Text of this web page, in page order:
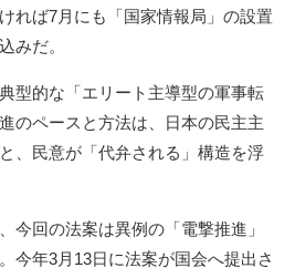
れば7月にも「国家情報局」の設置
みだ。
型的な「エリート主導型の軍事転
のペースと方法は、日本の民主主
、民意が「代弁される」構造を浮
今回の法案は異例の「電撃推進」
今年3月13日に法案が国会へ提出さ